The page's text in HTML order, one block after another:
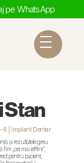
pe WhatsApp
Stan
6 | Implant Dentar
și rezultatele greu
fim „cei mai ieftini”,
pentru pacient,